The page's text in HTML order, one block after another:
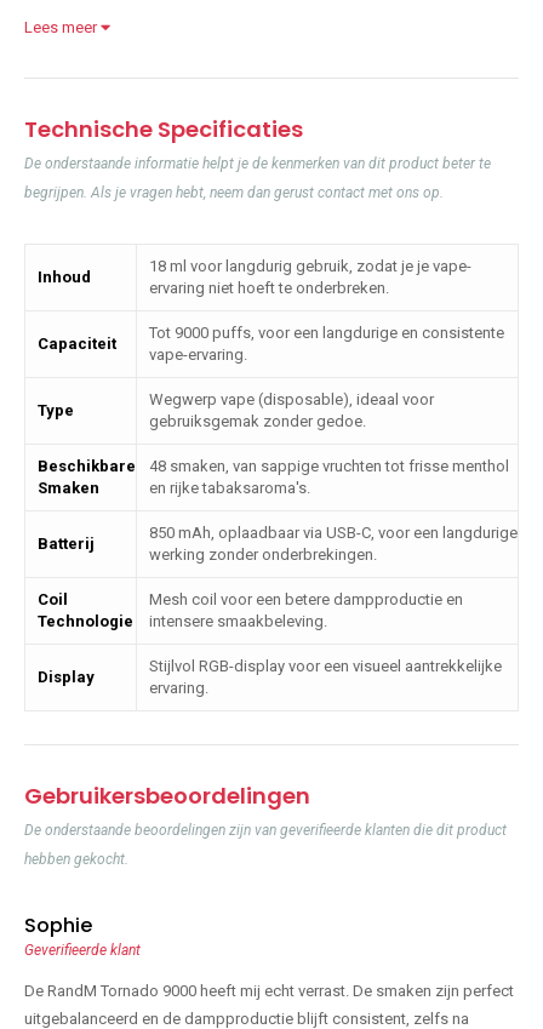
Lees meer
Technische Specificaties
De onderstaande informatie helpt je de kenmerken van dit product beter te
begrijpen. Als je vragen hebt, neem dan gerust contact met ons op.
Inhoud
18 ml voor langdurig gebruik, zodat je je vape-
ervaring niet hoeft te onderbreken.
Capaciteit
Tot 9000 puffs, voor een langdurige en consistente
vape-ervaring.
Type
Wegwerp vape (disposable), ideaal voor
gebruiksgemak zonder gedoe.
Beschikbare
Smaken
48 smaken, van sappige vruchten tot frisse menthol
en rijke tabaksaroma's.
Batterij
850 mAh, oplaadbaar via USB-C, voor een langdurige
werking zonder onderbrekingen.
Coil
Technologie
Mesh coil voor een betere dampproductie en
intensere smaakbeleving.
Display
Stijlvol RGB-display voor een visueel aantrekkelijke
ervaring.
Gebruikersbeoordelingen
De onderstaande beoordelingen zijn van geverifieerde klanten die dit product
hebben gekocht.
Sophie
Geverifieerde klant
De RandM Tornado 9000 heeft mij echt verrast. De smaken zijn perfect
uitgebalanceerd en de dampproductie blijft consistent, zelfs na